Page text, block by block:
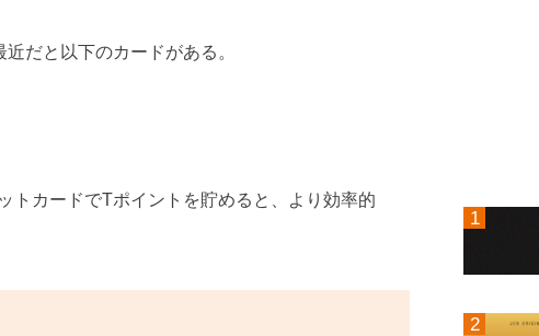
だと以下のカードがある。
トカードでTポイントを貯めると、より効率的